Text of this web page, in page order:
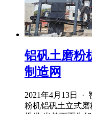
铝矾土磨粉
制造网
2021年4月13日 ·
粉机铝矾土立式